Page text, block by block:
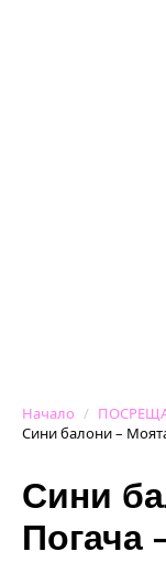
Начало
Сини балони –
Сини
Погача